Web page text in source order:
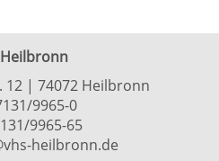
| 74072 Heilbronn
9965-0
9965-65
heilbronn.de